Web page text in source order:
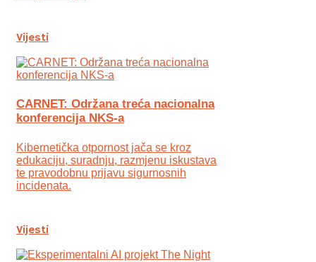
Vijesti
CARNET: Održana treća nacionalna
konferencija NKS-a
Kibernetička otpornost jača se kroz
edukaciju, suradnju, razmjenu iskustava
te pravodobnu prijavu sigurnosnih
incidenata.
Vijesti